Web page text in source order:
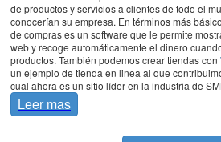
de productos y servicios a clientes de todo el
conocerían su empresa. En términos más
de compras es un software que le permite
web y recoge automáticamente el dinero
productos. También podemos crear tiendas con
un ejemplo de tienda en linea al que
cual ahora es un sitio líder en la industria de
Leer mas